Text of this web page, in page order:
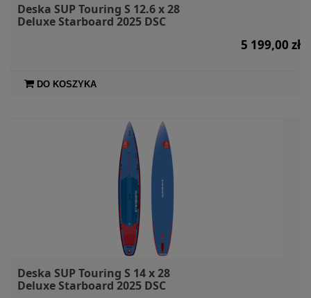
Deska SUP Touring S 12.6 x 28
Deluxe Starboard 2025 DSC
5 199,00 zł
DO KOSZYKA
Deska SUP Touring S 14 x 28
Deluxe Starboard 2025 DSC